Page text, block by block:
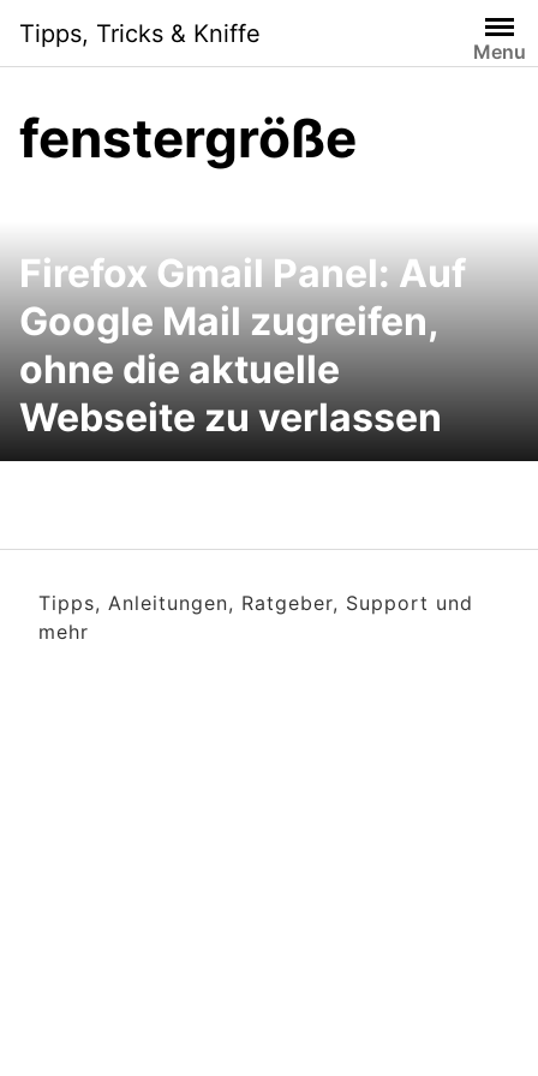
content
Tipps, Tricks & Kniffe
Menu
fenstergröße
Firefox Gmail Panel: Auf
Google Mail zugreifen,
ohne die aktuelle
Webseite zu verlassen
Tipps, Anleitungen, Ratgeber, Support und
mehr